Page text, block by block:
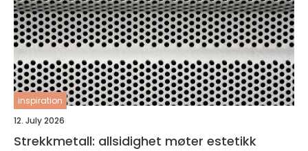
inspiration
12. July 2026
Strekkmetall: allsidighet møter estetikk